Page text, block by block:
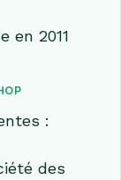
en 2011
:
des